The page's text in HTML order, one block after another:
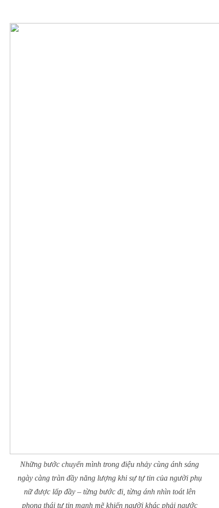
Những bước chuyển mình trong điệu nhảy cùng ánh sáng
ngày càng tràn đầy năng lượng khi sự tự tin của người phụ
nữ được lấp đầy – từng bước đi, từng ánh nhìn toát lên
phong thái tự tin mạnh mẽ khiến người khác phải ngước